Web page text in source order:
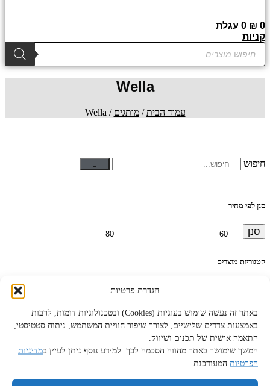
הגדרת פרטיות
באתר זה נעשה שימוש בעוגיות (Cookies) ובטכנולוגיות דומות, לרבות
באמצעות צדדים שלישיים, לצורך שיפור חוויית המשתמש, ניתוח סטטיסטי,
התאמה אישית של תכנים ושיווק.
המשך שימושך באתר מהווה הסכמה לכך. למידע נוסף ניתן לעיין במדיניות
הפרטיות המעודכנת.
₪ 0
0 עגלת
קניות
Products
search
Wella
עמוד הבית/מותגים / Wella
חיפוש
סנן לפי מחיר
מחיר מחיר סנן
קטגוריות מוצרים
ג'ל לשיער (24)
הבהרות לשיער (14)
החלקות שיער (61)
ווקס לשיער (34)
חימר לשיער (17)